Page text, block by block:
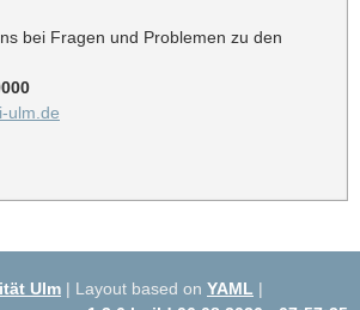
bei Fragen und Problemen zu den
ulm.de
Ulm | Layout based on YAML |